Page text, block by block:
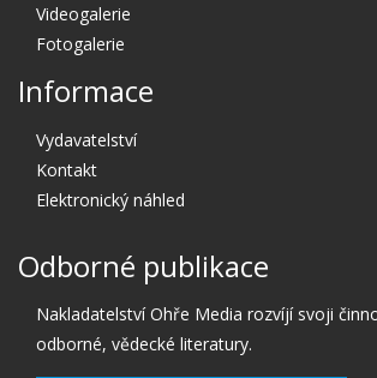
Videogalerie
Fotogalerie
Informace
Vydavatelství
Kontakt
Elektronický náhled
Odborné publikace
Nakladatelství Ohře Media rozvíjí svoji
odborné, vědecké literatury.